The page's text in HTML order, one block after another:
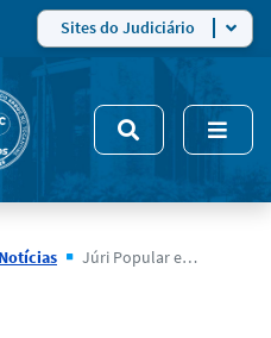
Sites do Judiciário
Notícias Júri Popular em Dianópolis condena acusado por tentativa de homicídio e furto, mas o absolve em caso de feminicídio tentado